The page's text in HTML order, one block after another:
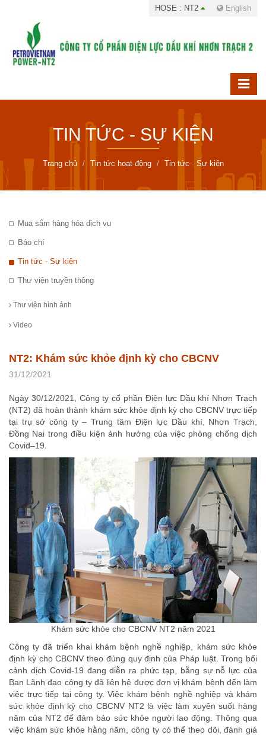
HOSE : NT2 English
TIN TỨC - SỰ KIỆN
Trang chủ Tin tức hoạt động Tin tức - Sự kiện
Mua sắm hàng hóa dịch vụ
Báo chí
Tin tức - Sự kiện
Thư viện truyền thông
Thư viện hình ảnh
Video
NT2: Khám sức khỏe định kỳ cho CBCNV
31/12/2021
Ngày 30/12/2021, Công ty cổ phần Điện lực Dầu khí Nhơn Trạch
(NT2) đã hoàn thành khám sức khỏe định kỳ cho CBCNV trực tiếp
tại trụ sở công ty – Trung tâm Điện lực Dầu khí, Nhơn Trạch,
Đồng Nai trong điều kiện ảnh hưởng của việc phòng chống dịch
Covid–19.
Khám sức khỏe cho CBCNV NT2 năm 2021
Công ty đã triển khai khám bệnh nghề nghiệp, khám sức khỏe
định kỳ cho CBCNV theo đúng quy định của Pháp luật. Trong bối
cảnh dịch Covid-19 đang diễn ra phức tạp, bằng sự nỗ lực của
Ban Lãnh đạo công ty đã liên hệ được đơn vị khám bệnh đến làm
việc trực tiếp tại công ty. Việc khám bệnh nghề nghiệp và khám
sức khỏe định kỳ cho CBCNV NT2 là việc làm xuyên suốt hàng
năm của NT2 để đảm bảo sức khỏe người lao động. Thông qua
việc khám sức khỏe hằng năm, công ty có thể theo dõi, đánh giá